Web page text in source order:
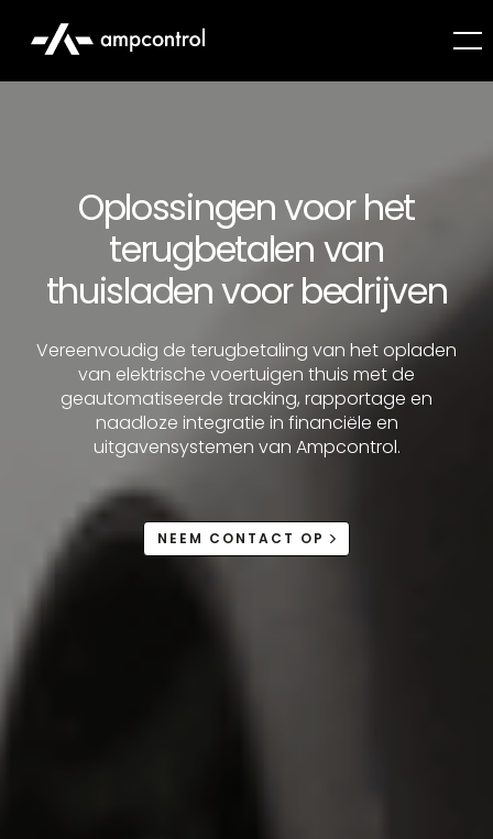
Oplossingen voor het
terugbetalen van
thuisladen voor bedrijven
Vereenvoudig de terugbetaling van het opladen
van elektrische voertuigen thuis met de
geautomatiseerde tracking, rapportage en
naadloze integratie in financiële en
uitgavensystemen van Ampcontrol.
NEEM CONTACT OP